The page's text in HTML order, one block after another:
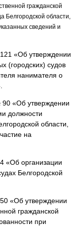
гражданской
Белгородской области,
сведений и
«Об утверждении
(городских) судов
нанимателя о
90 «Об утверждении
должности
области,
на
«Об организации
Белгородской
«Об утверждении
гражданской
при